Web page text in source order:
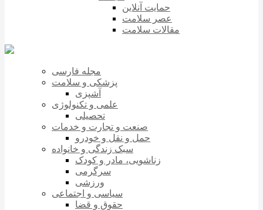
حمایت آنلاین
عصر سلامت
مقالات سلامت
مجله فارسی
پزشکی و سلامت
آشپزی
علمی و تکنولوژی
تحصیلی
صنعت و تجارت و خدمات
حمل و نقل و خودرو
سبک زندگی و خانواده
زناشویی، مادر و کودک
سرگرمی
ورزشی
سیاسی و اجتماعی
حقوق و قضا